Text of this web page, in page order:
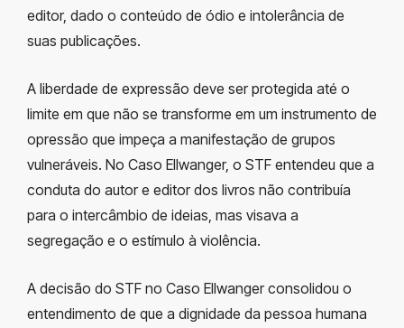
editor, dado o conteúdo de ódio e intolerância de
suas publicações.
A liberdade de expressão deve ser protegida até o
limite em que não se transforme em um instrumento de
opressão que impeça a manifestação de grupos
vulneráveis. No Caso Ellwanger, o STF entendeu que a
conduta do autor e editor dos livros não contribuía
para o intercâmbio de ideias, mas visava a
segregação e o estímulo à violência.
A decisão do STF no Caso Ellwanger consolidou o
entendimento de que a dignidade da pessoa humana